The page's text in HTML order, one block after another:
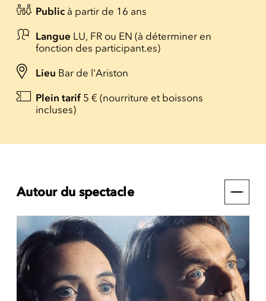
Public à partir de 16 ans
Langue LU, FR ou EN (à déterminer en
fonction des participant.es)
Lieu Bar de l'Ariston
Plein tarif 5 € (nourriture et boissons
incluses)
Autour du spectacle